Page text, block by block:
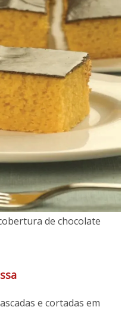
de chocolate
e cortadas em